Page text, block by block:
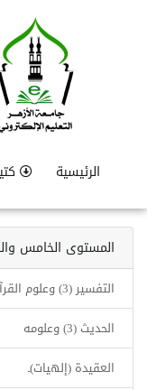
الرئيسية
المستوى الخامس
التفسير (3) وعلوم القرآن
الحديث (3) وعلومه
العقيدة (إلهيات)ـ